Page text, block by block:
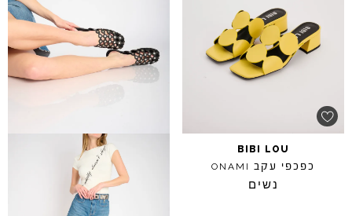
BIBI LOU
כפכפי עקב ONAMI
נשים